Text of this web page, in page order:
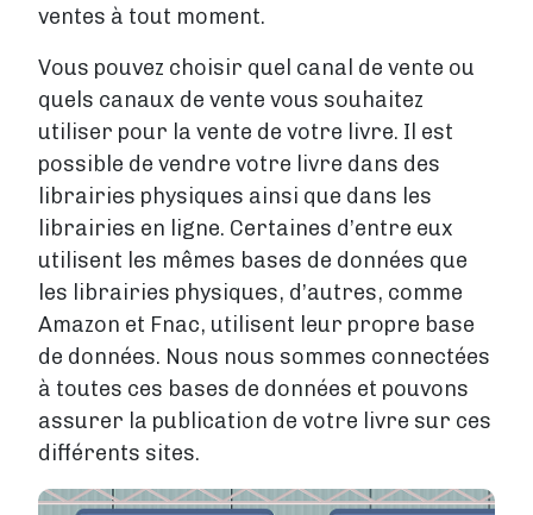
ventes à tout moment.
Vous pouvez choisir quel canal de vente ou
quels canaux de vente vous souhaitez
utiliser pour la vente de votre livre. Il est
possible de vendre votre livre dans des
librairies physiques ainsi que dans les
librairies en ligne. Certaines d’entre eux
utilisent les mêmes bases de données que
les librairies physiques, d’autres, comme
Amazon et Fnac, utilisent leur propre base
de données. Nous nous sommes connectées
à toutes ces bases de données et pouvons
assurer la publication de votre livre sur ces
différents sites.
Image